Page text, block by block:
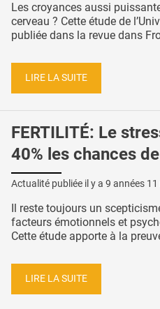
Les croyances aussi
cerveau ? Cette étude de
publiée dans la revue dans
LIRE LA SUITE
FERTILITÉ: Le
40% les chances
Actualité publiée il y a 9 années
Il reste toujours un
facteurs émotionnels et
Cette étude apporte à la
LIRE LA SUITE